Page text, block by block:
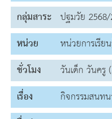
กลุ่มสาระ ปฐมวัย
หน่วย
หน่วยการเรี
ชั่วโมง
วันเด็ก วันครู
เรื่อง
กิจกรรมสนท